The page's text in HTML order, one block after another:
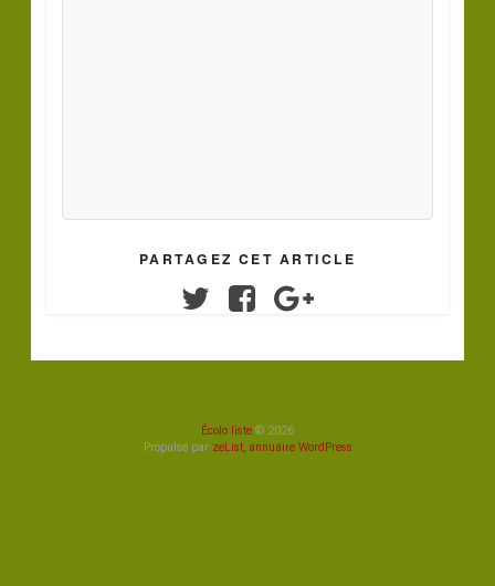
PARTAGEZ CET ARTICLE
Twitter Facebook
Écolo liste © 2026
Propulsé par zeList, annuaire WordPress